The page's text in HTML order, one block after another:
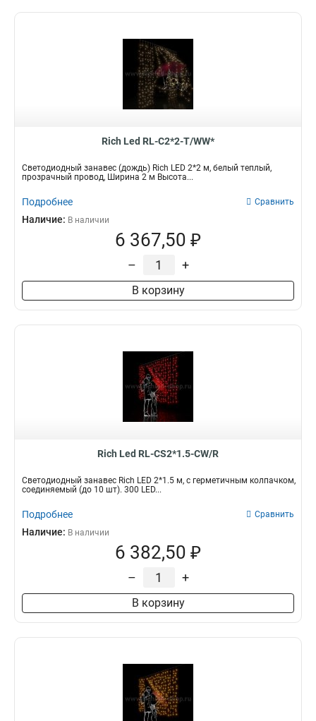
Rich Led RL-C2*2-T/WW*
Светодиодный занавес (дождь) Rich LED 2*2 м, белый теплый,
прозрачный провод, Ширина 2 м Высота...
Подробнее Сравнить
Наличие: В наличии
6 367,50 ₽
– +
В корзину
Rich Led RL-CS2*1.5-CW/R
Светодиодный занавес Rich LED 2*1.5 м, с герметичным колпачком,
соединяемый (до 10 шт). 300 LED...
Подробнее Сравнить
Наличие: В наличии
6 382,50 ₽
– +
В корзину